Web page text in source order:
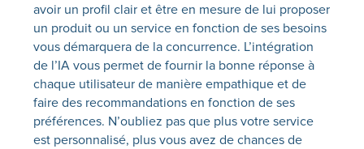
avoir un profil clair et être en mesure de lui proposer
un produit ou un service en fonction de ses besoins
vous démarquera de la concurrence. L’intégration
de l’IA vous permet de fournir la bonne réponse à
chaque utilisateur de manière empathique et de
faire des recommandations en fonction de ses
préférences. N’oubliez pas que plus votre service
est personnalisé, plus vous avez de chances de